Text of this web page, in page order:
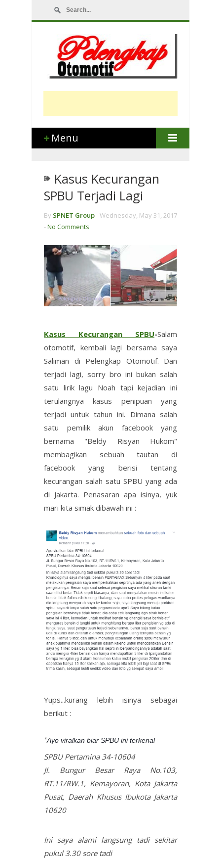
Menu
Kasus Kecurangan
SPBU Terjadi Lagi
By SPNET Group-Wednesday, May 31, 2017
-No Comments
Kasus Kecurangan SPBU-Salam
otomotif, kembali lagi bersama saya
Saliman di Pelengkap Otomotif. Dan
terjadi lagi, sorry bro ini bukan salah
satu lirik lagu Noah tapi kejadian ini
terulangnya kasus penipuan yang
terjadi untuk tahun ini. Dimana salah
satu pemilik akun facebook yang
bernama "Beldy Risyan Hukom"
membagikan sebuah tautan di
facebook yang berisi tentang
kecurangan salah satu SPBU yang ada
di Jakarta. Penasaran apa isinya, yuk
mari kita simak dibawah ini :
Yups...kurang lebih isinya sebagai
berikut :
"Ayo viralkan biar SPBU ini terkenal
SPBU Pertamina 34-10604
Jl. Bungur Besar Raya No.103,
RT.11/RW.1, Kemayoran, Kota Jakarta
Pusat, Daerah Khusus Ibukota Jakarta
10620
Ini saya alami langsung tadi sekitar
pukul 3.30 sore tadi